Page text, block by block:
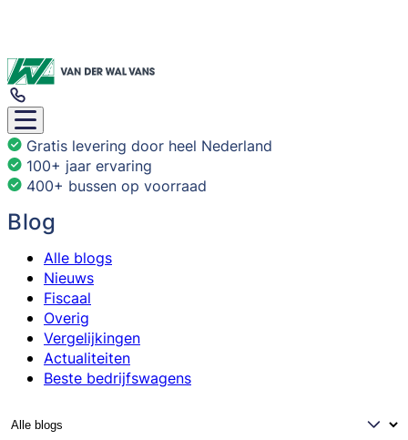
Gratis levering door heel Nederland
100+ jaar ervaring
400+ bussen op voorraad
Blog
Alle blogs
Nieuws
Fiscaal
Overig
Vergelijkingen
Actualiteiten
Beste bedrijfswagens